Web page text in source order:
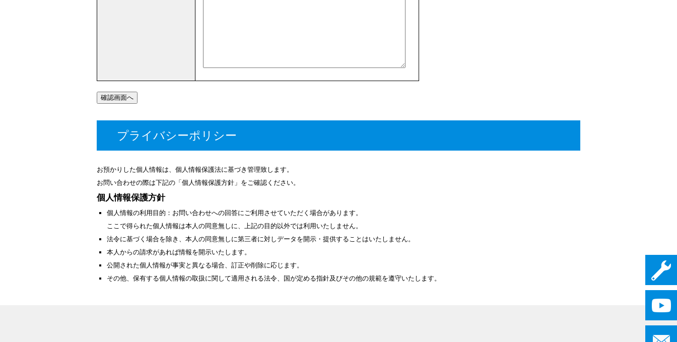
プライバシーポリシー
お預かりした個人情報は、個人情報保護法に基づき管理致します。
お問い合わせの際は下記の「個人情報保護方針」をご確認ください。
個人情報保護方針
個人情報の利用目的：お問い合わせへの回答にご利用させていただく場合があります。
ここで得られた個人情報は本人の同意無しに、上記の目的以外では利用いたしません。
法令に基づく場合を除き、本人の同意無しに第三者に対しデータを開示・提供することはいたしません。
本人からの請求があれば情報を開示いたします。
公開された個人情報が事実と異なる場合、訂正や削除に応じます。
その他、保有する個人情報の取扱に関して適用される法令、国が定める指針及びその他の規範を遵守いたします。